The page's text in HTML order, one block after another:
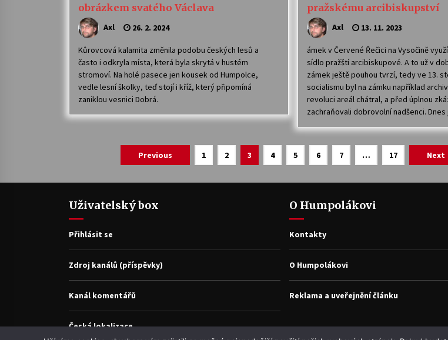
obrázkem svatého Václava
Axl 26. 2. 2024
Kůrovcová kalamita změnila podobu českých lesů a
často i odkryla místa, která byla skrytá v hustém
stromoví. Na holé pasece jen kousek od Humpolce,
vedle lesní školky, teď stojí i kříž, který připomíná
zaniklou vesnici Dobrá.
pražskému arcibiskupství
Axl 13. 11. 2023
ámek v Červené Řečici na Vysočině
sídlo pražští arcibiskupové. A to už v
zámek ještě pouhou tvrzí, tedy ve 13.
socialismu byl na zámku například
revoluci areál chátral, a před úplnou
zachraňovali dobrovolní nadšenci.
Previous 1 2 3 4 5 6 7 … 17 Next
Uživatelský box
Přihlásit se
Zdroj kanálů (příspěvky)
Kanál komentářů
Česká lokalizace
O Humpolákovi
Kontakty
O Humpolákovi
Reklama a uveřejnění článku